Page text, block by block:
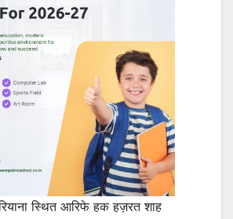
स्थित आरिफे हक हज़रत शाह